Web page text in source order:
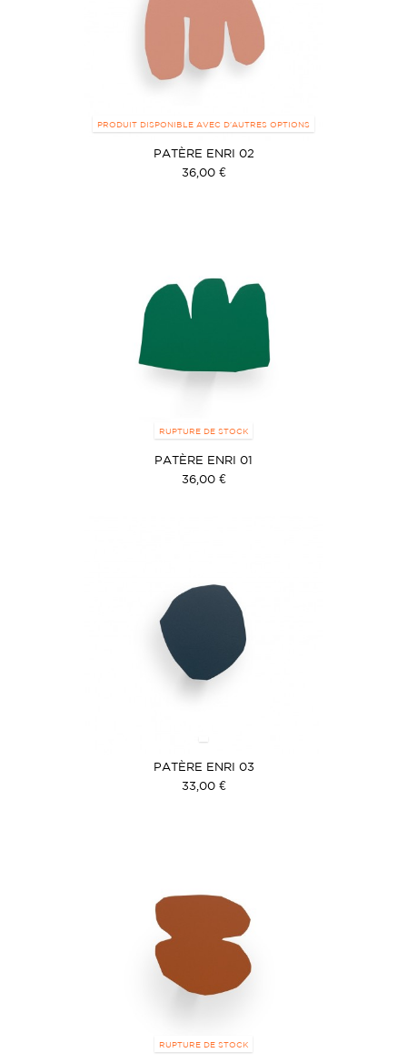
PRODUIT DISPONIBLE AVEC D'AUTRES OPTIONS
PATÈRE ENRI 02
36,00 €
RUPTURE DE STOCK
PATÈRE ENRI 01
36,00 €
PATÈRE ENRI 03
33,00 €
RUPTURE DE STOCK